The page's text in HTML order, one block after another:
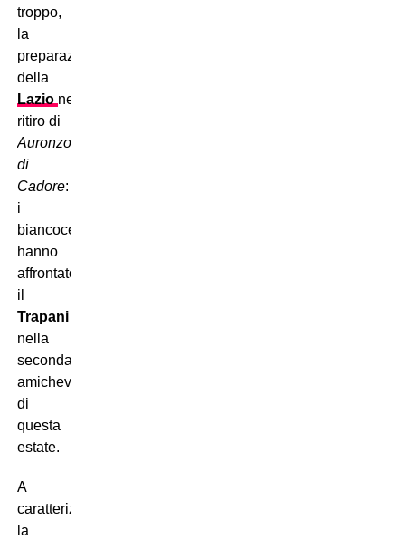
troppo,
la
preparazione
della
Lazio nel
ritiro di
Auronzo
di
Cadore:
i
biancocelesti
hanno
affrontato
il
Trapani
nella
seconda
amichevole
di
questa
estate.
A
caratterizzare
la